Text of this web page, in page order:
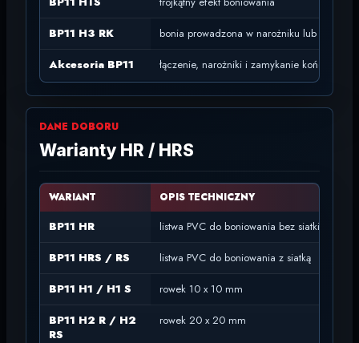
BP11 H3 RK bonia prowadzona w narożniku lub
Akcesoria BP11 łączenie, narożniki i zamykanie końców
DANE DOBORU
Warianty HR / HRS
WARIANT OPIS TECHNICZNY
BP11 HR listwa PVC do boniowania bez siatki
BP11 HRS / RS listwa PVC do boniowania z siatką
BP11 H1 / H1 S rowek 10 x 10 mm
BP11 H2 R / H2
RS
rowek 20 x 20 mm